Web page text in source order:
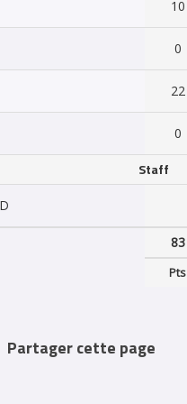
10
0
22
0
Staff
83
Pts
Partager cette page